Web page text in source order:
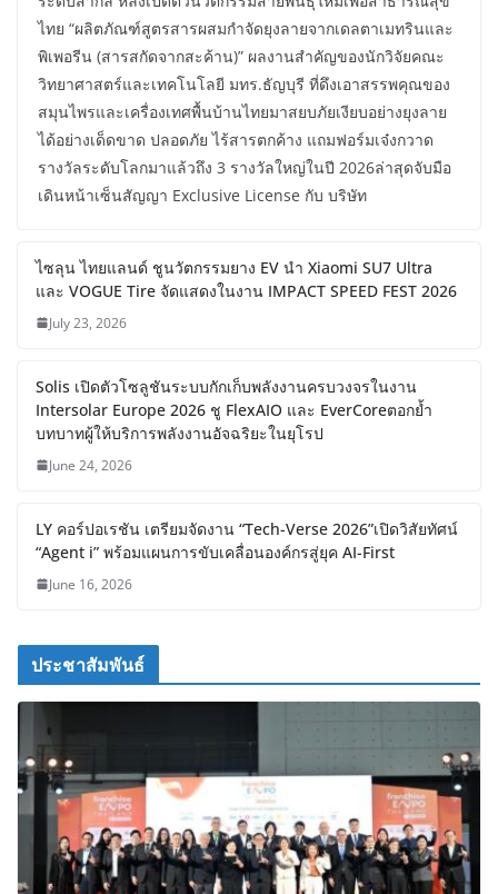
ไทย “ผลิตภัณฑ์สูตรสารผสมกำจัดยุงลายจากเดลตาเมทรินและ
พิเพอรีน (สารสกัดจากสะค้าน)” ผลงานสำคัญของนักวิจัยคณะ
วิทยาศาสตร์และเทคโนโลยี มทร.ธัญบุรี ที่ดึงเอาสรรพคุณของ
สมุนไพรและเครื่องเทศพื้นบ้านไทยมาสยบภัยเงียบอย่างยุงลาย
ได้อย่างเด็ดขาด ปลอดภัย ไร้สารตกค้าง แถมฟอร์มเจ๋งกวาด
รางวัลระดับโลกมาแล้วถึง 3 รางวัลใหญ่ในปี 2026ล่าสุดจับมือ
เดินหน้าเซ็นสัญญา Exclusive License กับ บริษัท
ไซลุน ไทยแลนด์ ชูนวัตกรรมยาง EV นำ Xiaomi SU7 Ultra
และ VOGUE Tire จัดแสดงในงาน IMPACT SPEED FEST 2026
July 23, 2026
Solis เปิดตัวโซลูชันระบบกักเก็บพลังงานครบวงจรในงาน
Intersolar Europe 2026 ชู FlexAIO และ EverCoreตอกย้ำ
บทบาทผู้ให้บริการพลังงานอัจฉริยะในยุโรป
June 24, 2026
LY คอร์ปอเรชัน เตรียมจัดงาน “Tech-Verse 2026”เปิดวิสัยทัศน์
“Agent i” พร้อมแผนการขับเคลื่อนองค์กรสู่ยุค AI-First
June 16, 2026
ประชาสัมพันธ์